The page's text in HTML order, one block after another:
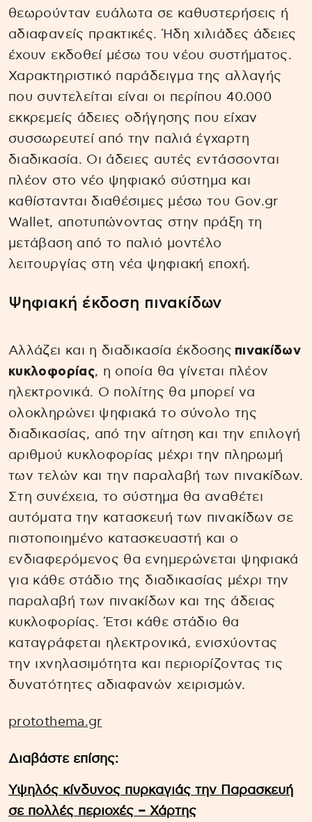
θεωρούνταν ευάλωτα σε καθυστερήσεις ή
αδιαφανείς πρακτικές. Ήδη χιλιάδες άδειες
έχουν εκδοθεί μέσω του νέου συστήματος.
Χαρακτηριστικό παράδειγμα της αλλαγής
που συντελείται είναι οι περίπου 40.000
εκκρεμείς άδειες οδήγησης που είχαν
συσσωρευτεί από την παλιά έγχαρτη
διαδικασία. Οι άδειες αυτές εντάσσονται
πλέον στο νέο ψηφιακό σύστημα και
καθίστανται διαθέσιμες μέσω του Gov.gr
Wallet, αποτυπώνοντας στην πράξη τη
μετάβαση από το παλιό μοντέλο
λειτουργίας στη νέα ψηφιακή εποχή.
Ψηφιακή έκδοση πινακίδων
Αλλάζει και η διαδικασία έκδοσης πινακίδων
κυκλοφορίας, η οποία θα γίνεται πλέον
ηλεκτρονικά. Ο πολίτης θα μπορεί να
ολοκληρώνει ψηφιακά το σύνολο της
διαδικασίας, από την αίτηση και την επιλογή
αριθμού κυκλοφορίας μέχρι την πληρωμή
των τελών και την παραλαβή των πινακίδων.
Στη συνέχεια, το σύστημα θα αναθέτει
αυτόματα την κατασκευή των πινακίδων σε
πιστοποιημένο κατασκευαστή και ο
ενδιαφερόμενος θα ενημερώνεται ψηφιακά
για κάθε στάδιο της διαδικασίας μέχρι την
παραλαβή των πινακίδων και της άδειας
κυκλοφορίας. Έτσι κάθε στάδιο θα
καταγράφεται ηλεκτρονικά, ενισχύοντας
την ιχνηλασιμότητα και περιορίζοντας τις
δυνατότητες αδιαφανών χειρισμών.
protothema.gr
Διαβάστε επίσης:
Υψηλός κίνδυνος πυρκαγιάς την Παρασκευή
σε πολλές περιοχές – Χάρτης